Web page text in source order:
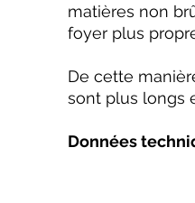
matières non
foyer plus
De cette
sont plus longs
Données